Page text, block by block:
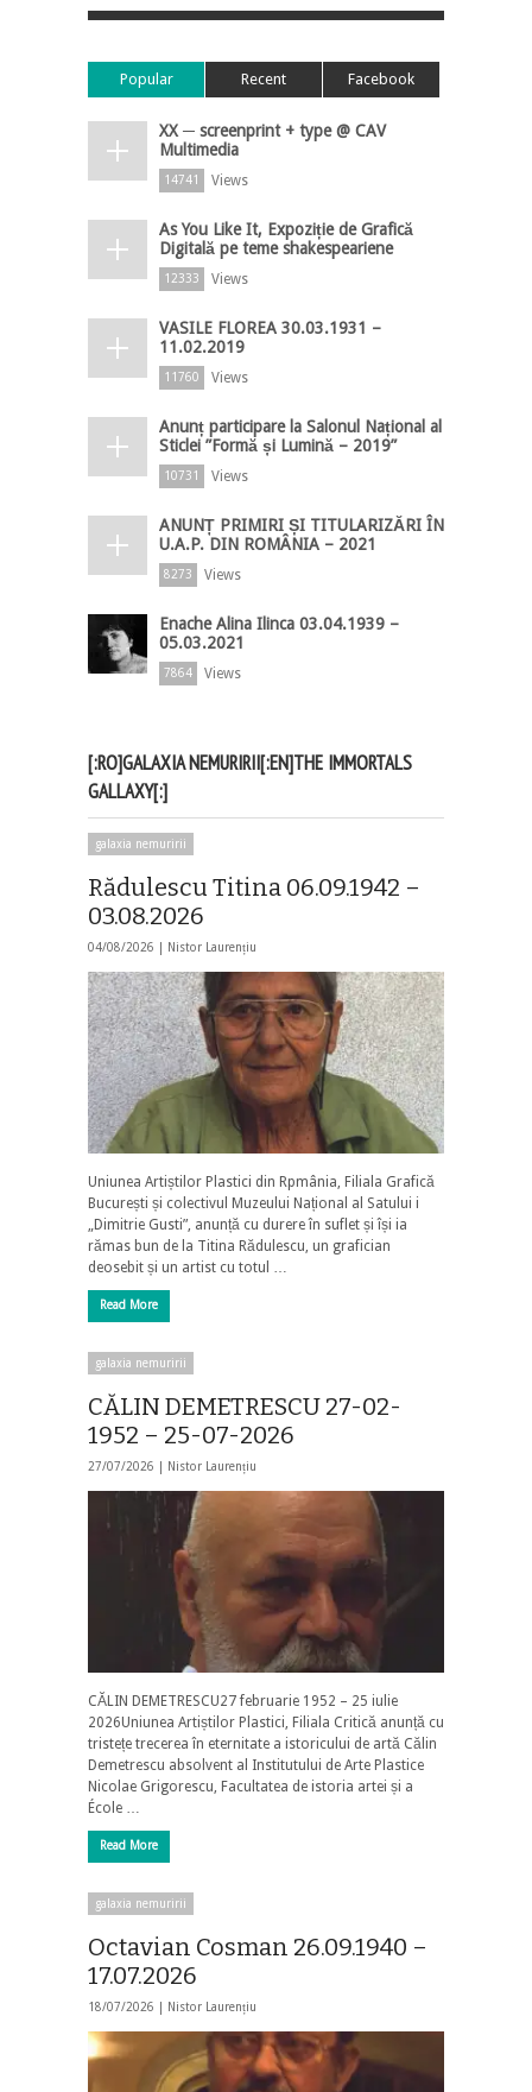
Popular Recent Facebook
XX ─ screenprint + type @ CAV
Multimedia
14741 Views
As You Like It, Expoziție de Grafică
Digitală pe teme shakespeariene
12333 Views
VASILE FLOREA 30.03.1931 –
11.02.2019
11760 Views
Anunț participare la Salonul Național al
Sticlei ”Formă și Lumină – 2019”
10731 Views
ANUNȚ PRIMIRI ȘI TITULARIZĂRI ÎN
U.A.P. DIN ROMÂNIA – 2021
8273 Views
Enache Alina Ilinca 03.04.1939 –
05.03.2021
7864 Views
[:RO]GALAXIA NEMURIRII[:EN]THE IMMORTALS
GALLAXY[:]
galaxia nemuririi
Rădulescu Titina 06.09.1942 –
03.08.2026
04/08/2026 | Nistor Laurențiu
Uniunea Artiștilor Plastici din Rpmânia, Filiala Grafică
București și colectivul Muzeului Național al Satului i
„Dimitrie Gusti”, anunță cu durere în suflet și își ia
rămas bun de la Titina Rădulescu, un grafician
deosebit și un artist cu totul …
Read More
galaxia nemuririi
CĂLIN DEMETRESCU 27-02-
1952 – 25-07-2026
27/07/2026 | Nistor Laurențiu
CĂLIN DEMETRESCU27 februarie 1952 – 25 iulie
2026Uniunea Artiștilor Plastici, Filiala Critică anunță cu
tristețe trecerea în eternitate a istoricului de artă Călin
Demetrescu absolvent al Institutului de Arte Plastice
Nicolae Grigorescu, Facultatea de istoria artei și a
École …
Read More
galaxia nemuririi
Octavian Cosman 26.09.1940 –
17.07.2026
18/07/2026 | Nistor Laurențiu